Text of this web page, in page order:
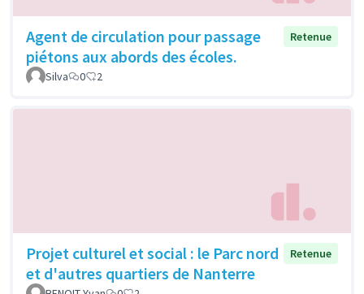
Agent de circulation pour passage
piétons aux abords des écoles.
Retenue
Silva 0 2
Projet culturel et social : le Parc nord
et d'autres quartiers de Nanterre
Retenue